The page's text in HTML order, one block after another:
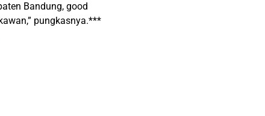
Bandung, good
pungkasnya.***